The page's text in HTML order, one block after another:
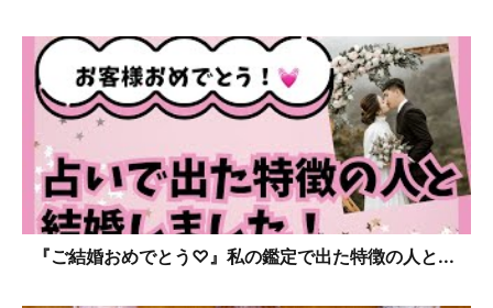
『ご結婚おめでとう♡』私の鑑定で出た特徴の人と...